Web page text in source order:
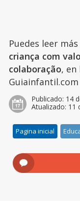
Puedes leer
criança com
colaboração, en
Publicado: 14
Atualizado: 11
Pagina inicial